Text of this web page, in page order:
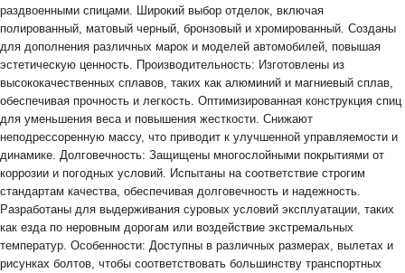
раздвоенными спицами. Широкий выбор отделок, включая
полированный, матовый черный, бронзовый и хромированный. Созданы
для дополнения различных марок и моделей автомобилей, повышая
эстетическую ценность. Производительность: Изготовлены из
высококачественных сплавов, таких как алюминий и магниевый сплав,
обеспечивая прочность и легкость. Оптимизированная конструкция спиц
для уменьшения веса и повышения жесткости. Снижают
неподрессоренную массу, что приводит к улучшенной управляемости и
динамике. Долговечность: Защищены многослойными покрытиями от
коррозии и погодных условий. Испытаны на соответствие строгим
стандартам качества, обеспечивая долговечность и надежность.
Разработаны для выдерживания суровых условий эксплуатации, таких
как езда по неровным дорогам или воздействие экстремальных
температур. Особенности: Доступны в различных размерах, вылетах и
рисунках болтов, чтобы соответствовать большинству транспортных